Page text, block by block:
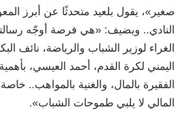
صغير »، يقول بلعيد متحدثًا عن أبرز
النادي.. ويضيف: «هي فرصة أوجّه
الغراء لوزير الشباب والرياضة، نائف
اليمني لكرة القدم، أحمد العيسي،
الفقيرة بالمال، والغنية بالمواهب..
المالي لا يلبي طموحات الشباب»
.